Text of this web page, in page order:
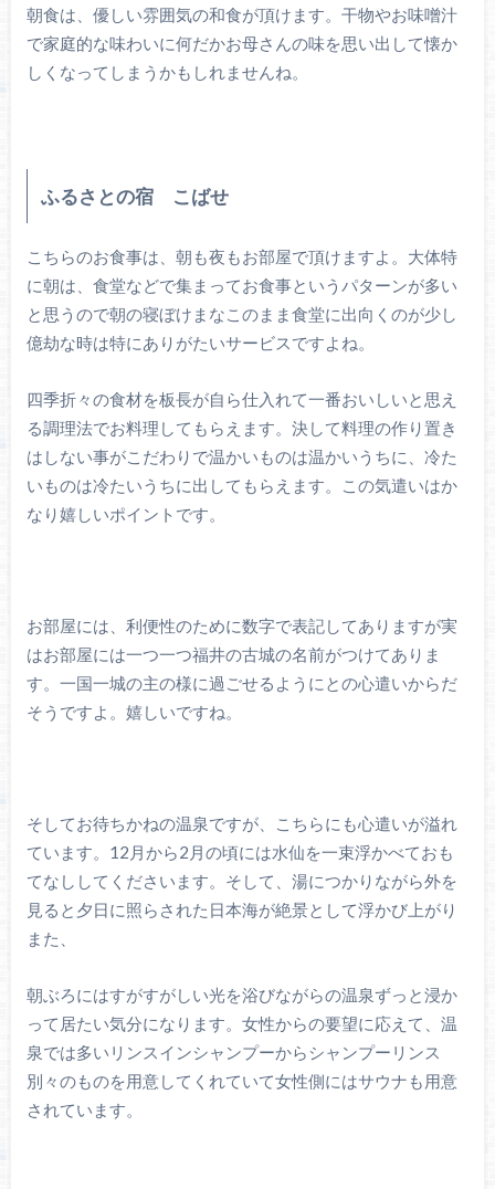
朝食は、優しい雰囲気の和食が頂けます。干物やお味噌汁
で家庭的な味わいに何だかお母さんの味を思い出して懐か
しくなってしまうかもしれませんね。
ふるさとの宿 こばせ
こちらのお食事は、朝も夜もお部屋で頂けますよ。大体特
に朝は、食堂などで集まってお食事というパターンが多い
と思うので朝の寝ぼけまなこのまま食堂に出向くのが少し
億劫な時は特にありがたいサービスですよね。
四季折々の食材を板長が自ら仕入れて一番おいしいと思え
る調理法でお料理してもらえます。決して料理の作り置き
はしない事がこだわりで温かいものは温かいうちに、冷た
いものは冷たいうちに出してもらえます。この気遣いはか
なり嬉しいポイントです。
お部屋には、利便性のために数字で表記してありますが実
はお部屋には一つ一つ福井の古城の名前がつけてありま
す。一国一城の主の様に過ごせるようにとの心遣いからだ
そうですよ。嬉しいですね。
そしてお待ちかねの温泉ですが、こちらにも心遣いが溢れ
ています。12月から2月の頃には水仙を一束浮かべておも
てなししてくださいます。そして、湯につかりながら外を
見ると夕日に照らされた日本海が絶景として浮かび上がり
また、
朝ぶろにはすがすがしい光を浴びながらの温泉ずっと浸か
って居たい気分になります。女性からの要望に応えて、温
泉では多いリンスインシャンプーからシャンプーリンス
別々のものを用意してくれていて女性側にはサウナも用意
されています。